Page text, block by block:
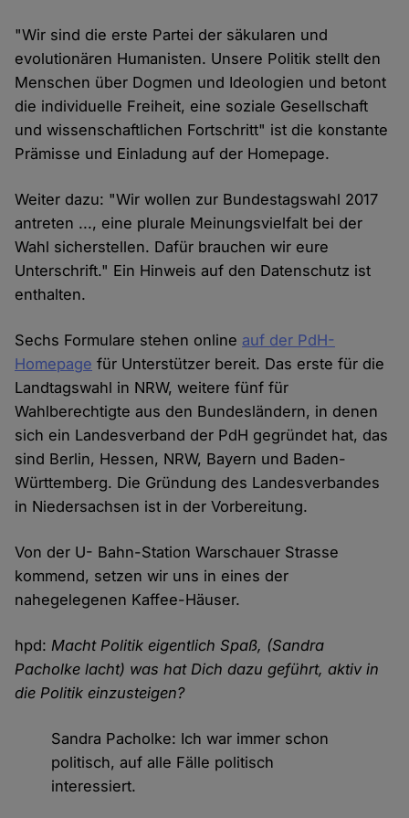
"Wir sind die erste Partei der säkularen und
evolutionären Humanisten. Unsere Politik stellt den
Menschen über Dogmen und Ideologien und betont
die individuelle Freiheit, eine soziale Gesellschaft
und wissenschaftlichen Fortschritt" ist die konstante
Prämisse und Einladung auf der Homepage.
Weiter dazu: "Wir wollen zur Bundestagswahl 2017
antreten ..., eine plurale Meinungsvielfalt bei der
Wahl sicherstellen. Dafür brauchen wir eure
Unterschrift." Ein Hinweis auf den Datenschutz ist
enthalten.
Sechs Formulare stehen online auf der PdH-
Homepage für Unterstützer bereit. Das erste für die
Landtagswahl in NRW, weitere fünf für
Wahlberechtigte aus den Bundesländern, in denen
sich ein Landesverband der PdH gegründet hat, das
sind Berlin, Hessen, NRW, Bayern und Baden-
Württemberg. Die Gründung des Landesverbandes
in Niedersachsen ist in der Vorbereitung.
Von der U- Bahn-Station Warschauer Strasse
kommend, setzen wir uns in eines der
nahegelegenen Kaffee-Häuser.
hpd:Macht Politik eigentlich Spaß, (Sandra
Pacholke lacht) was hat Dich dazu geführt, aktiv in
die Politik einzusteigen?
Sandra Pacholke: Ich war immer schon
politisch, auf alle Fälle politisch
interessiert.